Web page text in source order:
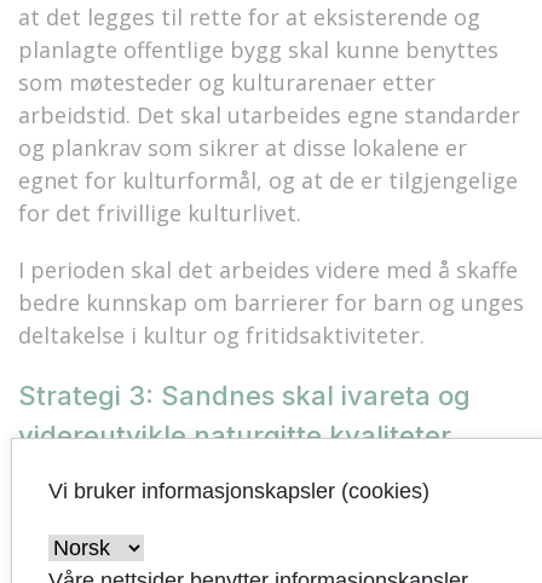
at det legges til rette for at eksisterende og
planlagte offentlige bygg skal kunne benyttes
som møtesteder og kulturarenaer etter
arbeidstid. Det skal utarbeides egne standarder
og plankrav som sikrer at disse lokalene er
egnet for kulturformål, og at de er tilgjengelige
for det frivillige kulturlivet.
I perioden skal det arbeides videre med å skaffe
bedre kunnskap om barrierer for barn og unges
deltakelse i kultur og fritidsaktiviteter.
Strategi 3: Sandnes skal ivareta og
videreutvikle naturgitte kvaliteter
Aktivt landbruk
Sandnes kommune er en stor
landbrukskommune, med lange
Vi bruker informasjonskapsler (cookies)